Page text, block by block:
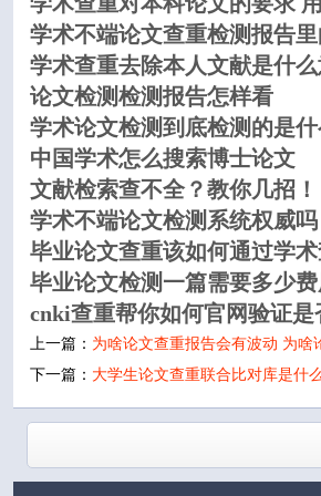
学术不端论文查重检测报告
学术查重去除本人文献是什
论文检测检测报告怎样看
学术论文检测到底检测的是
中国学术怎么搜索博士论文
文献检索查不全？教你几招！
学术不端论文检测系统权威吗
毕业论文查重该如何通过学
毕业论文检测一篇需要多少
cnki查重帮你如何官网验证是
上一篇： 为啥论文查重报告会有波动 为啥
下一篇： 大学生论文查重联合比对库是什